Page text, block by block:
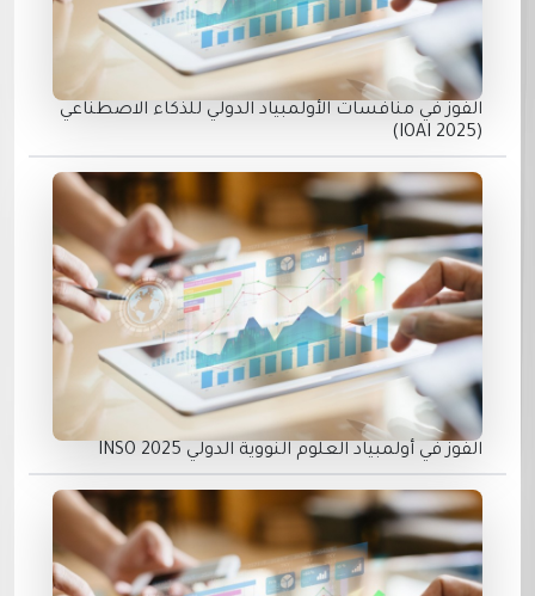
الفوز في منافسات الأولمبياد الدولي للذكاء الاصطناعي
(IOAI 2025)
الفوز في أولمبياد العلوم النووية الدولي INSO 2025